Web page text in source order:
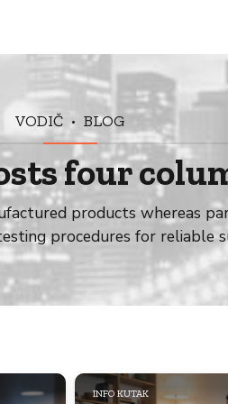
VODIČ BLOG
four
products whereas
procedures for reliable
INFO KUTAK